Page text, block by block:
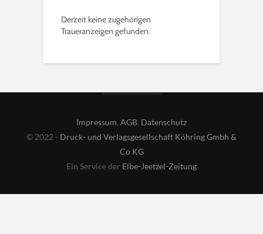
Derzeit keine zugehörigen
Traueranzeigen gefunden.
Impressum, AGB, Datenschutz
© 2022 - Druck- und Verlagsgesellschaft Köhring Gmbh &
Co KG
Ein Service der Elbe-Jeetzel-Zeitung